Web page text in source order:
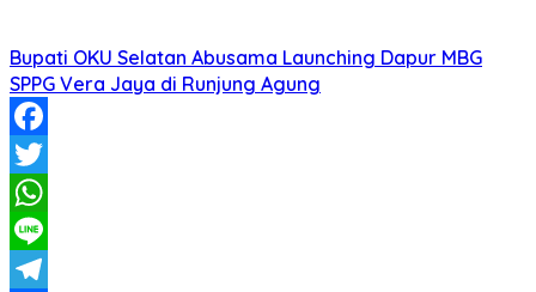
Bupati OKU Selatan Abusama Launching Dapur MBG
SPPG Vera Jaya di Runjung Agung
Facebook
Twitter
WhatsApp
Line